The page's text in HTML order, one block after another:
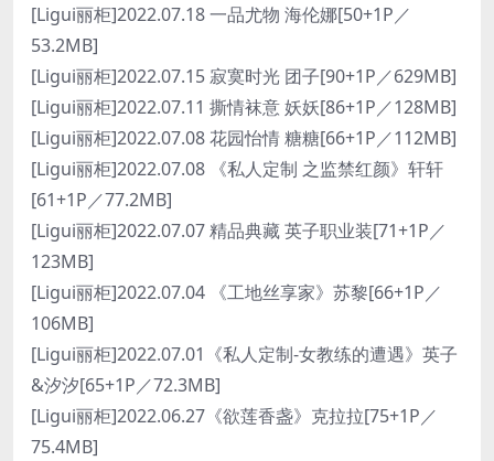
[Ligui丽柜]2022.07.18 一品尤物 海伦娜[50+1P／
53.2MB]
[Ligui丽柜]2022.07.15 寂寞时光 团子[90+1P／629MB]
[Ligui丽柜]2022.07.11 撕情袜意 妖妖[86+1P／128MB]
[Ligui丽柜]2022.07.08 花园怡情 糖糖[66+1P／112MB]
[Ligui丽柜]2022.07.08 《私人定制 之监禁红颜》轩轩
[61+1P／77.2MB]
[Ligui丽柜]2022.07.07 精品典藏 英子职业装[71+1P／
123MB]
[Ligui丽柜]2022.07.04 《工地丝享家》苏黎[66+1P／
106MB]
[Ligui丽柜]2022.07.01《私人定制-女教练的遭遇》英子
&汐汐[65+1P／72.3MB]
[Ligui丽柜]2022.06.27《欲莲香盏》克拉拉[75+1P／
75.4MB]